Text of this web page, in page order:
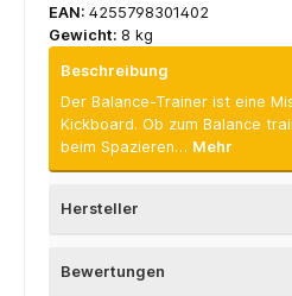
EAN: 4255798301402
Gewicht: 8 kg
Beschreibung
Der Balance-Trainer ist eine
Kickboard. Ob zum Balance
beim Spazieren… Mehr
Hersteller
Bewertungen